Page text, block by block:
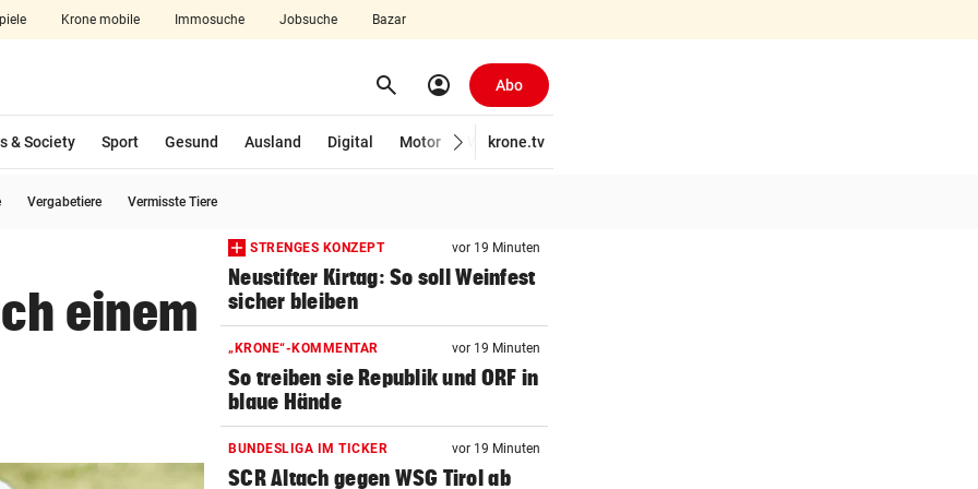
Krone mobile Immosuche Jobsuche Bazar
aufklappen search Suchen
account_circle Abo
& Society Sport Gesund Ausland Digital Motor Wirtschaft
krone.tv
Vergabetiere Vermisste Tiere
einem
STRENGES KONZEPT vor 19 Minuten
Neustifter Kirtag: So soll Weinfest
sicher bleiben
„KRONE“-KOMMENTAR vor 19 Minuten
So treiben sie Republik und ORF in
blaue Hände
BUNDESLIGA IM TICKER vor 19 Minuten
SCR Altach gegen WSG Tirol ab